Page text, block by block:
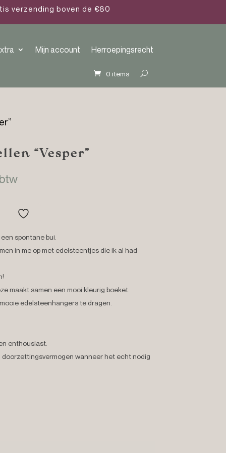
verzending boven de €80
Mijn account Herroepingsrecht
0 items
“Vesper”
spontane bui.
in me op met edelsteentjes die ik al had
maakt samen een mooi kleurig boeket.
edelsteenhangers te dragen.
enthousiast.
wanneer het echt nodig